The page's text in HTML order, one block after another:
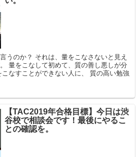
うのか？ それは、量をこなさないと見え
量をこなして初めて、質の善し悪しが分
なすことができない人に、 質の高い勉強
【TAC2019年合格目標】今日は渋
谷校で相談会です！最後にやるこ
との確認を。